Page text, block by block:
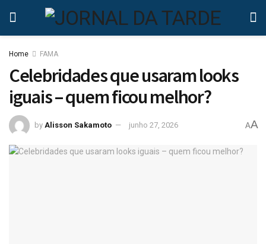
Home FAMA
Celebridades que usaram looks
iguais – quem ficou melhor?
by Alisson Sakamoto junho 27, 2026 AA